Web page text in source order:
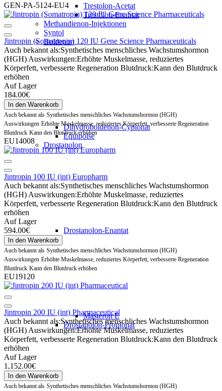
Trestolon-Acetat
Trestolon-Enantat
Methandienon-Injektionen
Syntol
Boldenon
Dihydroboldenon-Cypionat
Equipoise
Drostanolon
Drostanolon-Enantat
Masteron E
Drostanolon-Propionat
GEN-PA-5124-EU4
Jintropin (Somatropin) 120 IU Gene Science Pharmaceuticals
Auch bekannt als:Synthetisches menschliches Wachstumshormon
(HGH) Auswirkungen:Erhöhte Muskelmasse, reduziertes
Körperfett, verbesserte Regeneration Blutdruck:Kann den Blutdruck
erhöhen
Auf Lager
184.00€
In den Warenkorb
Auch bekannt als Synthetisches menschliches Wachstumshormon (HGH)
Auswirkungen Erhöhte Muskelmasse, reduziertes Körperfett, verbesserte Regeneration
Blutdruck Kann den Blutdruck erhöhen
EU14008
Jintropin 100 IU (int) Europharm
Auch bekannt als:Synthetisches menschliches Wachstumshormon
(HGH) Auswirkungen:Erhöhte Muskelmasse, reduziertes
Körperfett, verbesserte Regeneration Blutdruck:Kann den Blutdruck
erhöhen
Auf Lager
594.00€
In den Warenkorb
Auch bekannt als Synthetisches menschliches Wachstumshormon (HGH)
Auswirkungen Erhöhte Muskelmasse, reduziertes Körperfett, verbesserte Regeneration
Blutdruck Kann den Blutdruck erhöhen
EU19120
Jintropin 200 IU (int) Pharmaceutical
Auch bekannt als:Synthetisches menschliches Wachstumshormon
(HGH) Auswirkungen:Erhöhte Muskelmasse, reduziertes
Körperfett, verbesserte Regeneration Blutdruck:Kann den Blutdruck
erhöhen
Auf Lager
1,152.00€
In den Warenkorb
Auch bekannt als Synthetisches menschliches Wachstumshormon (HGH)